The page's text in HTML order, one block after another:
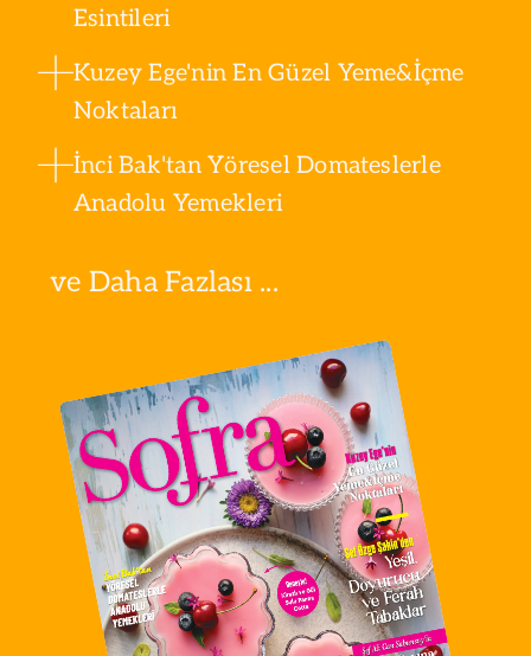
Esintileri
Kuzey Ege'nin En Güzel Yeme&İçme
Noktaları
İnci Bak'tan Yöresel Domateslerle
Anadolu Yemekleri
ve Daha Fazlası ...